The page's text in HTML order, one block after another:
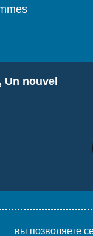
Un nouvel
légalesPlan du
вы позволяете